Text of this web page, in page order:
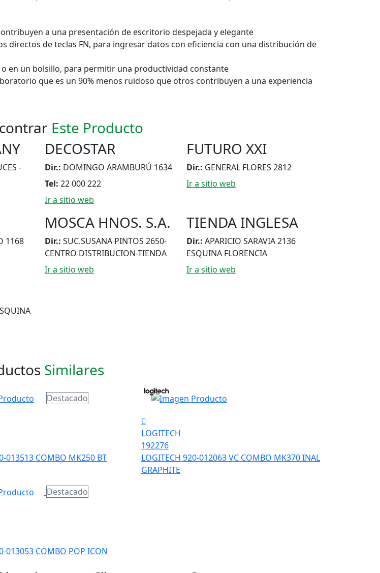
a una presentación de escritorio despejada y elegante
directos de teclas FN, para ingresar datos con eficiencia con una distribución de
en un bolsillo, para permitir una productividad constante
que es un 90% menos ruidoso que otros contribuyen a una experiencia
Este Producto
-
DECOSTAR
Dir.: DOMINGO ARAMBURÚ 1634
Tel: 22 000 222
Ir a sitio web
FUTURO XXI
Dir.: GENERAL FLORES 2812
Ir a sitio web
1168
MOSCA HNOS. S.A.
Dir.: SUC.SUSANA PINTOS 2650-
CENTRO DISTRIBUCION-TIENDA
Ir a sitio web
TIENDA INGLESA
Dir.: APARICIO SARAVIA 2136
ESQUINA FLORENCIA
Ir a sitio web
Similares
Destacado
013513 COMBO MK250 BT
LOGITECH
192276
LOGITECH 920-012063 VC COMBO MK370 INAL
GRAPHITE
Destacado
013053 COMBO POP ICON